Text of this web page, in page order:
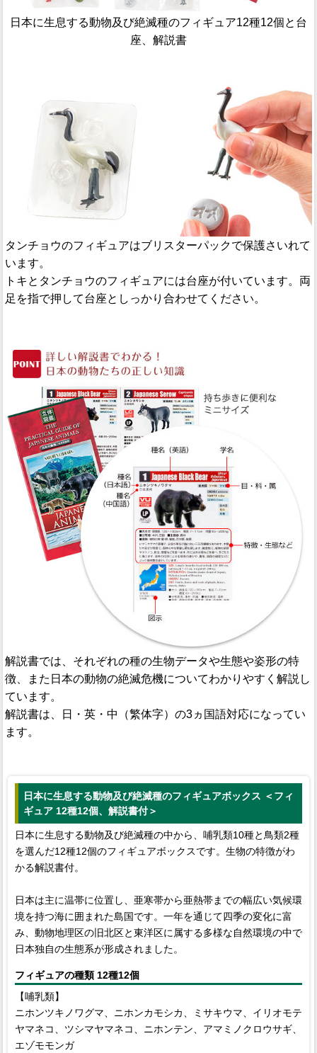
日本に生息する動物及び絶滅種のフィギュア12種12個と台
座、解説書
タンチョウのフィギュアはブリスターパックで保護さいれて
います。
トキとタンチョウのフィギュアには台座が付いています。両
足を指で押して台座としっかり合わせてください。
解説書では、それぞれの種の生物データや生態や姿形の特
徴、また日本の動物の絶滅危機についてわかりやすく解説し
ています。
解説書は、日・英・中（繁体字）の3ヵ国語対応になってい
ます。
日本に生息する動物及び絶滅種のフィギュアボックス ＜フィ
ギュア 12種12個、解説書付＞
日本に生息する動物及び絶滅種の中から、哺乳類10種と鳥類2種
を選んだ12種12個のフィギュアボックスです。生物の特徴がわ
かる解説書付。
日本は主に温帯に位置し、亜寒帯から亜熱帯までの幅広い気候環
境を持つ海に囲まれた島国です。一年を通じて四季の変化に富
み、動物地理区の旧北区と東洋区に属する多様な自然環境の中で
日本独自の生態系が形成されました。
フィギュアの種類 12種12個
【哺乳類】
ニホンツキノワグマ、ニホンカモシカ、ミサキウマ、イリオモテ
ヤマネコ、ツシマヤマネコ、ニホンテン、アマミノクロウサギ、
エゾモモンガ